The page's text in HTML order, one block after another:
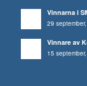
Vinnarna i
29
Vinnare av
15